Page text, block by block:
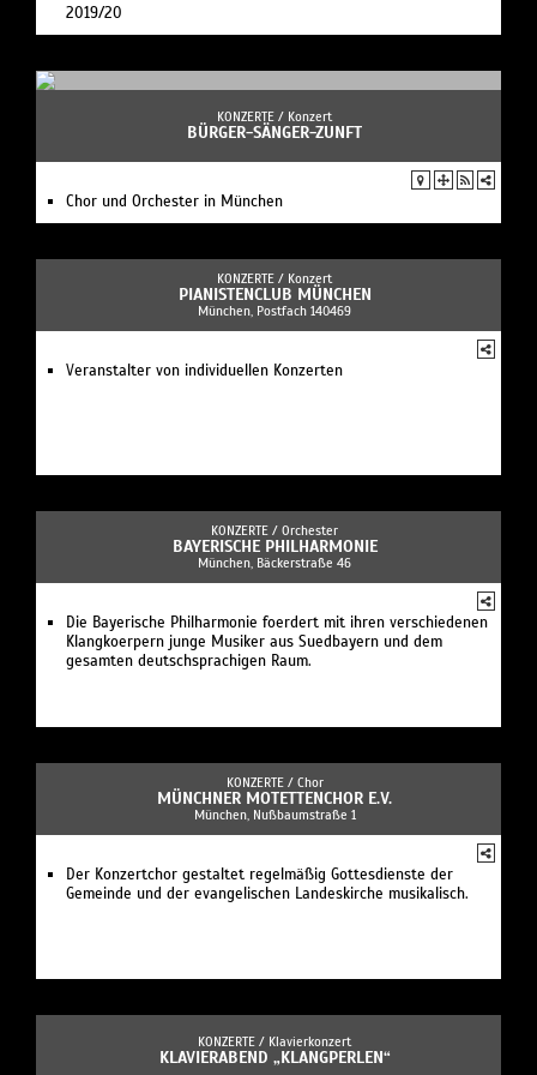
2019/20
KONZERTE / Konzert
BÜRGER-SÄNGER-ZUNFT
Chor und Orchester in München
KONZERTE / Konzert
PIANISTENCLUB MÜNCHEN
München, Postfach 140469
Veranstalter von individuellen Konzerten
KONZERTE / Orchester
BAYERISCHE PHILHARMONIE
München, Bäckerstraße 46
Die Bayerische Philharmonie foerdert mit ihren verschiedenen
Klangkoerpern junge Musiker aus Suedbayern und dem
gesamten deutschsprachigen Raum.
KONZERTE / Chor
MÜNCHNER MOTETTENCHOR E.V.
München, Nußbaumstraße 1
Der Konzertchor gestaltet regelmäßig Gottesdienste der
Gemeinde und der evangelischen Landeskirche musikalisch.
KONZERTE / Klavierkonzert
KLAVIERABEND „KLANGPERLEN“